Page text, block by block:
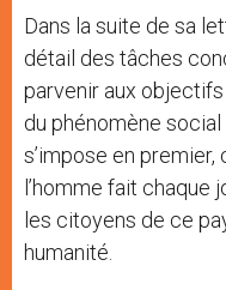
Dans la suite de sa
détail des tâches
parvenir aux objectifs
du phénomène social
s’impose en
l’homme fait chaque
les citoyens de ce
humanité.